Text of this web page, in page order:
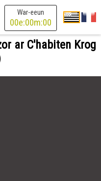
War-eeun
00e:00m:00
ar C'habiten Krog